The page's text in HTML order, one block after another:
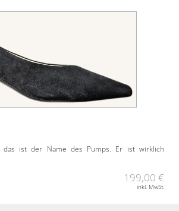
das ist der Name des Pumps. Er ist wirklich
199,00 €
inkl. MwSt.